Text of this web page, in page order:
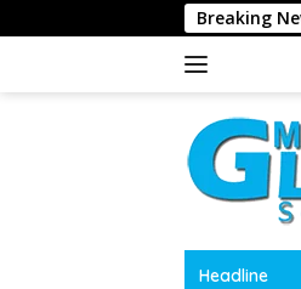
ke
Breaking
Headline